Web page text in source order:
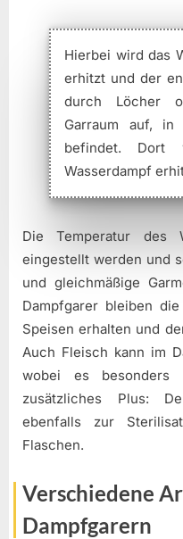
Hierbei wird das
erhitzt und der
durch Löcher
Garraum auf,
befindet.
Wasserdampf
Die Temperatur des
eingestellt werden und
und gleichmäßige
Dampfgarer bleiben
Speisen erhalten und
Auch Fleisch kann im
wobei es
zusätzliches Plus:
ebenfalls zur
Flaschen.
Verschiedene
Dampfgarern